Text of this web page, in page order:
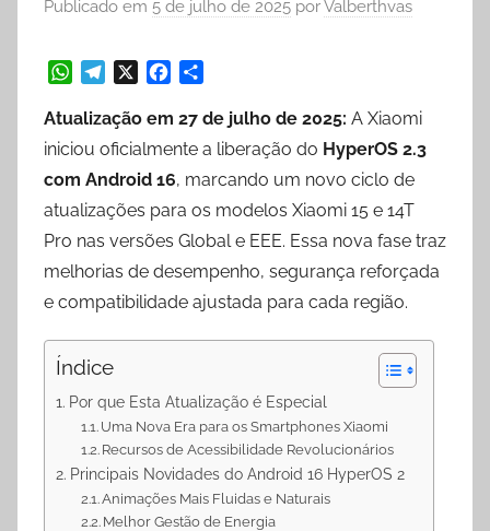
Publicado em 5 de julho de 2025 porValberthvas
h
a
s
A
p
p
e
l
g
r
a
m
a
c
b
o
o
h
a
e
Atualização em 27 de julho de 2025: A Xiaomi
iniciou oficialmente a liberação do HyperOS 2.3
com Android 16, marcando um novo ciclo de
atualizações para os modelos Xiaomi 15 e 14T
Pro nas versões Global e EEE. Essa nova fase traz
melhorias de desempenho, segurança reforçada
e compatibilidade ajustada para cada região.
Índice
Por que Esta Atualização é Especial
Uma Nova Era para os Smartphones Xiaomi
Recursos de Acessibilidade Revolucionários
Principais Novidades do Android 16 HyperOS 2
Animações Mais Fluidas e Naturais
Melhor Gestão de Energia